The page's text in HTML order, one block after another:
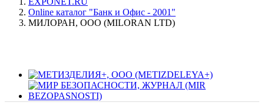
Online каталог "Банк и Офис - 2001"
МИЛОРАН, ООО (MILORAN LTD)